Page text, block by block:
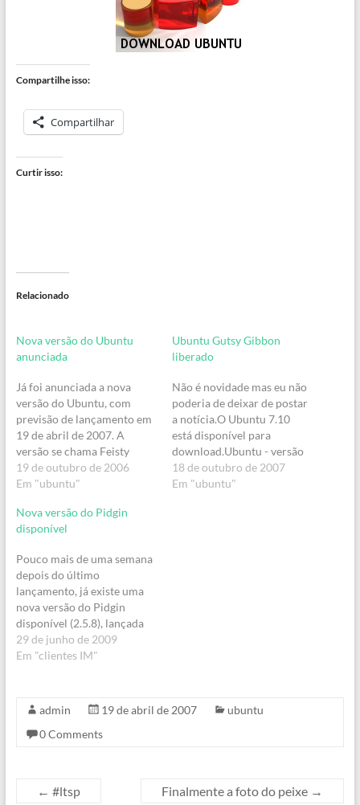
Compartilhe isso:
Compartilhar
Curtir isso:
Relacionado
Nova versão do Ubuntu
anunciada
Já foi anunciada a nova
versão do Ubuntu, com
previsão de lançamento em
19 de abril de 2007. A
versão se chama Feisty
Fawn.Vejam mais
detalhes:“Foi anunciado
desenvolvimento do
Ubuntu, o nome da
(após o Edgy Eft, que será
lançado ainda neste…
19 de outubro de 2006
Em "ubuntu"
Ubuntu Gutsy Gibbon
liberado
Não é novidade mas eu não
poderia de deixar de postar
a notícia.O Ubuntu 7.10
está disponível para
download.Ubuntu - versão
x86Kubuntu - versão
x86Ubuntu - versão
18 de outubro de 2007
Em "ubuntu"
Nova versão do Pidgin
disponível
Pouco mais de uma semana
depois do último
lançamento, já existe uma
nova versão do Pidgin
disponível (2.5.8), lançada
novamente com o intuito de
resolver problemas na
nova versão já está
no site do projeto (usuários
29 de junho de 2009
Em "clientes IM"
admin 19 de abril de 2007
ubuntu
0 Comments
← #ltsp Finalmente a foto do peixe →